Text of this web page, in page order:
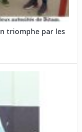
triomphe par les